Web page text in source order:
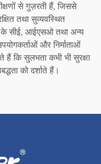
से गुज़रती हैं, जिससे
तथा सुव्यवस्थित
के सीई, आईएसओ तथा अन्य
और निर्माताओं
हैं कि सुलभता कभी भी सुरक्षा
को दर्शाते हैं।